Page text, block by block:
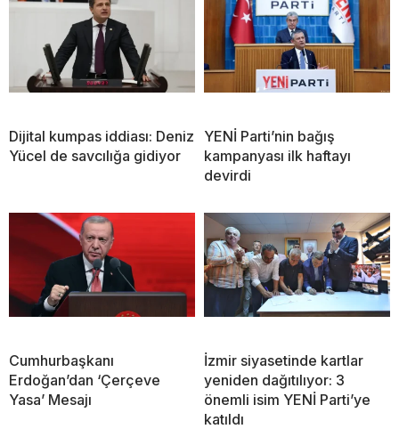
Dijital kumpas iddiası: Deniz
Yücel de savcılığa gidiyor
YENİ Parti’nin bağış
kampanyası ilk haftayı
devirdi
Cumhurbaşkanı
Erdoğan’dan ‘Çerçeve
Yasa’ Mesajı
İzmir siyasetinde kartlar
yeniden dağıtılıyor: 3
önemli isim YENİ Parti’ye
katıldı